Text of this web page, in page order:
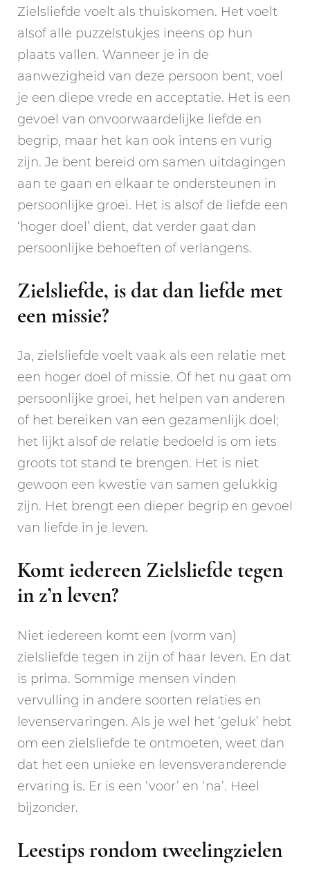
Zielsliefde voelt als thuiskomen. Het voelt
alsof alle puzzelstukjes ineens op hun
plaats vallen. Wanneer je in de
aanwezigheid van deze persoon bent, voel
je een diepe vrede en acceptatie. Het is een
gevoel van onvoorwaardelijke liefde en
begrip, maar het kan ook intens en vurig
zijn. Je bent bereid om samen uitdagingen
aan te gaan en elkaar te ondersteunen in
persoonlijke groei. Het is alsof de liefde een
‘hoger doel’ dient, dat verder gaat dan
persoonlijke behoeften of verlangens.
Zielsliefde, is dat dan liefde met
een missie?
Ja, zielsliefde voelt vaak als een relatie met
een hoger doel of missie. Of het nu gaat om
persoonlijke groei, het helpen van anderen
of het bereiken van een gezamenlijk doel;
het lijkt alsof de relatie bedoeld is om iets
groots tot stand te brengen. Het is niet
gewoon een kwestie van samen gelukkig
zijn. Het brengt een dieper begrip en gevoel
van liefde in je leven.
Komt iedereen Zielsliefde tegen
in z’n leven?
Niet iedereen komt een (vorm van)
zielsliefde tegen in zijn of haar leven. En dat
is prima. Sommige mensen vinden
vervulling in andere soorten relaties en
levenservaringen. Als je wel het ‘geluk’ hebt
om een zielsliefde te ontmoeten, weet dan
dat het een unieke en levensveranderende
ervaring is. Er is een ‘voor’ en ‘na’. Heel
bijzonder.
Leestips rondom tweelingzielen